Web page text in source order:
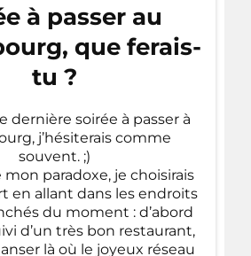
à passer au
que ferais-
tu ?
dernière soirée à passer à
j’hésiterais comme
souvent. ;)
mon paradoxe, je choisirais
en allant dans les endroits
du moment : d’abord
d’un très bon restaurant,
là où le joyeux réseau